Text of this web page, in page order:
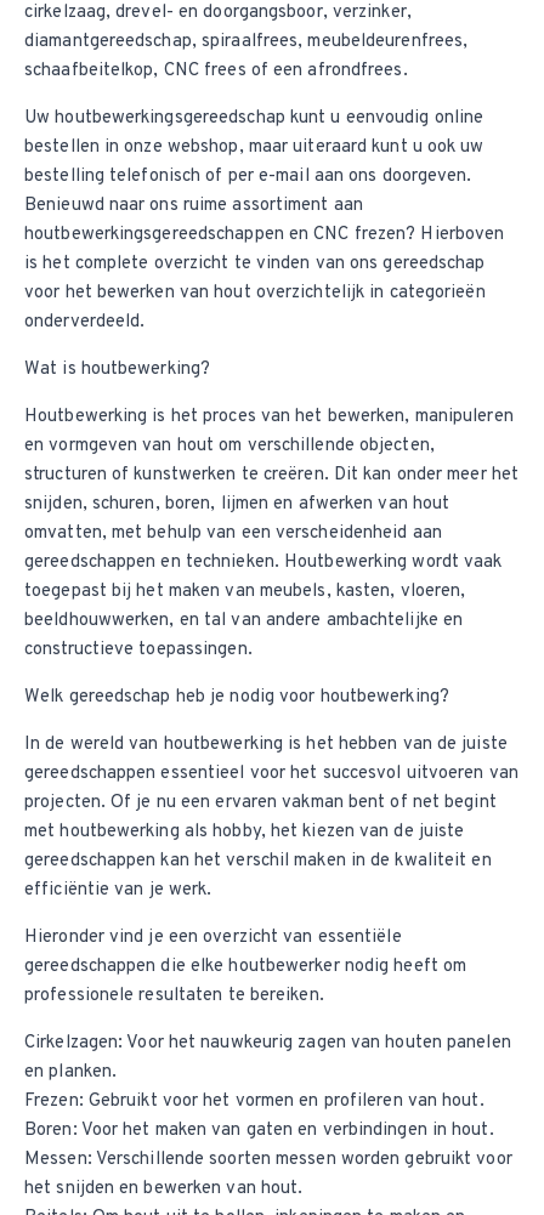
cirkelzaag, drevel- en doorgangsboor, verzinker,
diamantgereedschap, spiraalfrees, meubeldeurenfrees,
schaafbeitelkop, CNC frees of een afrondfrees.
Uw houtbewerkingsgereedschap kunt u eenvoudig online
bestellen in onze webshop, maar uiteraard kunt u ook uw
bestelling telefonisch of per e-mail aan ons doorgeven.
Benieuwd naar ons ruime assortiment aan
houtbewerkingsgereedschappen en CNC frezen? Hierboven
is het complete overzicht te vinden van ons gereedschap
voor het bewerken van hout overzichtelijk in categorieën
onderverdeeld.
Wat is houtbewerking?
Houtbewerking is het proces van het bewerken, manipuleren
en vormgeven van hout om verschillende objecten,
structuren of kunstwerken te creëren. Dit kan onder meer het
snijden, schuren, boren, lijmen en afwerken van hout
omvatten, met behulp van een verscheidenheid aan
gereedschappen en technieken. Houtbewerking wordt vaak
toegepast bij het maken van meubels, kasten, vloeren,
beeldhouwwerken, en tal van andere ambachtelijke en
constructieve toepassingen.
Welk gereedschap heb je nodig voor houtbewerking?
In de wereld van houtbewerking is het hebben van de juiste
gereedschappen essentieel voor het succesvol uitvoeren van
projecten. Of je nu een ervaren vakman bent of net begint
met houtbewerking als hobby, het kiezen van de juiste
gereedschappen kan het verschil maken in de kwaliteit en
efficiëntie van je werk.
Hieronder vind je een overzicht van essentiële
gereedschappen die elke houtbewerker nodig heeft om
professionele resultaten te bereiken.
Cirkelzagen: Voor het nauwkeurig zagen van houten panelen
en planken.
Frezen: Gebruikt voor het vormen en profileren van hout.
Boren: Voor het maken van gaten en verbindingen in hout.
Messen: Verschillende soorten messen worden gebruikt voor
het snijden en bewerken van hout.